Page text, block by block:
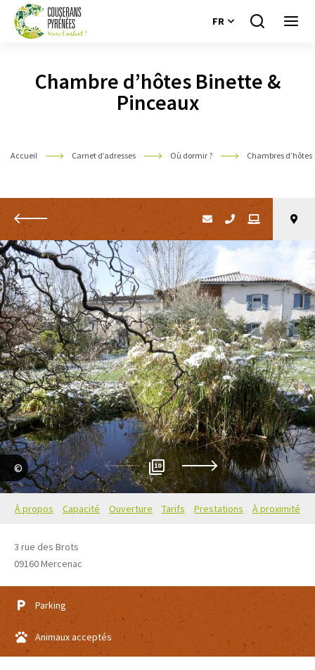
FR
Je
Chambre d’hôtes Binette &
Pinceaux
Accueil Carnet d’adresses Où dormir ? Chambres d’hôtes
Retour
Elisabeth JEANNEAU 10
À propos Capacité Ouverture Tarifs Prestations À proximité
3 rue des Brots
09160Mercenac
Parking
Animaux acceptés